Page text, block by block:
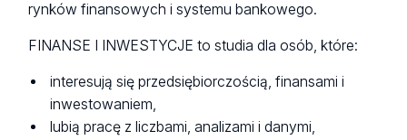
rynków finansowych i systemu bankowego.
FINANSE I INWESTYCJE to studia dla osób, które:
interesują się przedsiębiorczością, finansami i
inwestowaniem,
lubią pracę z liczbami, analizami i danymi,